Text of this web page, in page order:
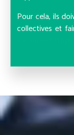
Pour cela, ils
collectives et